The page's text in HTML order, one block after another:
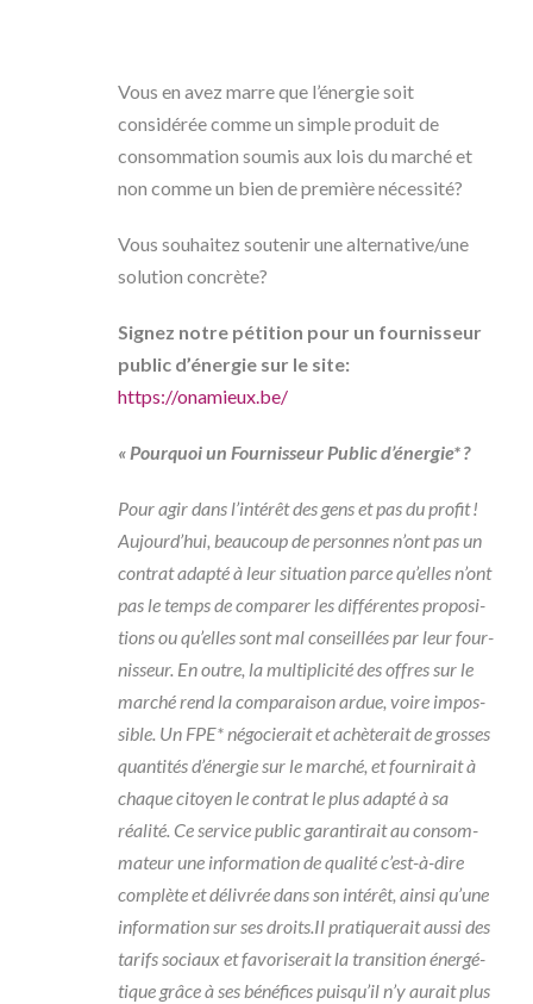
Vous en avez marre que l’énergie soit
considérée comme un simple produit de
consommation soumis aux lois du marché et
non comme un bien de première nécessité?
Vous souhaitez soutenir une alternative/une
solution concrète?
Signez notre pétition pour un fournisseur
public d’énergie sur le site:
https://onamieux.be/
« Pourquoi un Four­­­­­­­­­­­­­­­­­­­­­­­­­­­­­­­nis­­­­­­­­­­­­­­­­­­­­­­­­­­­­­­­seur Public d’éner­­­­­­­­­­­­­­­­­­­­­­­­­­­­­­­gie* ?
Pour agir dans l’in­­­­­­­­­­­­­­­­­­­­­­­­­­­­­­­té­­­­­­­­­­­­­­­­­­­­­­­­­­­­­­­rêt des gens et pas du profit !
Aujourd’­­­­­­­­­­­­­­­­­­­­­­­­­­­­­­­hui, beau­­­­­­­­­­­­­­­­­­­­­­­­­­­­­­­coup de personnes n’ont pas un
contrat adapté à leur situa­­­­­­­­­­­­­­­­­­­­­­­­­­­­­­­tion parce qu’elles n’ont
pas le temps de compa­­­­­­­­­­­­­­­­­­­­­­­­­­­­­­­rer les diffé­­­­­­­­­­­­­­­­­­­­­­­­­­­­­­­rentes propo­­­­­­­­­­­­­­­­­­­­­­­­­­­­­­­si­­­­­­­­­­­­­­­­­­­­­­­­­­­­­­­
tions ou qu’elles sont mal conseillées par leur four­­­­­­­­­­­­­­­­­­­­­­­­­­­­­­­
nis­­­­­­­­­­­­­­­­­­­­­­­­­­­­­­­seur. En outre, la multi­­­­­­­­­­­­­­­­­­­­­­­­­­­­­­­pli­­­­­­­­­­­­­­­­­­­­­­­­­­­­­­­cité des offres sur le
marché rend la compa­­­­­­­­­­­­­­­­­­­­­­­­­­­­­­­rai­­­­­­­­­­­­­­­­­­­­­­­­­­­­­­­son ardue, voire impos­­­­­­­­­­­­­­­­­­­­­­­­­­­­­­­
sible. Un FPE* négo­­­­­­­­­­­­­­­­­­­­­­­­­­­­­­­cie­­­­­­­­­­­­­­­­­­­­­­­­­­­­­­­rait et achè­­­­­­­­­­­­­­­­­­­­­­­­­­­­­­­te­­­­­­­­­­­­­­­­­­­­­­­­­­­­­­­rait de grosses
quan­­­­­­­­­­­­­­­­­­­­­­­­­­­­­­­ti­­­­­­­­­­­­­­­­­­­­­­­­­­­­­­­tés d’éner­­­­­­­­­­­­­­­­­­­­­­­­­­­­­­­gie sur le marché, et four­­­­­­­­­­­­­­­­­­­­­­­­­­­­­­­ni­­­­­­­­­­­­­­­­­­­­­­­­­­­­­­­rait à
chaque citoyen le contrat le plus adapté à sa
réalité. Ce service public garan­­­­­­­­­­­­­­­­­­­­­­­­­­­­­­­ti­­­­­­­­­­­­­­­­­­­­­­­­­­­­­­­rait au consom­­­­­­­­­­­­­­­­­­­­­­­­­­­­­­­
ma­­­­­­­­­­­­­­­­­­­­­­­­­­­­­­­teur une infor­­­­­­­­­­­­­­­­­­­­­­­­­­­­­­­ma­­­­­­­­­­­­­­­­­­­­­­­­­­­­­­­tion de qualité c’est-à-dire
complète et déli­­­­­­­­­­­­­­­­­­­­­­­­­­­­­­­vrée dans son inté­­­­­­­­­­­­­­­­­­­­­­­­­­­­­­­rêt, ainsi qu’une
infor­­­­­­­­­­­­­­­­­­­­­­­­­­­­­­­ma­­­­­­­­­­­­­­­­­­­­­­­­­­­­­­­tion sur ses droits.Il pratique­­­­­­­­­­­­­­­­­­­­­­­­­­­­­­­rait aussi des
tarifs sociaux et favo­­­­­­­­­­­­­­­­­­­­­­­­­­­­­­­ri­­­­­­­­­­­­­­­­­­­­­­­­­­­­­­­se­­­­­­­­­­­­­­­­­­­­­­­­­­­­­­­rait la tran­­­­­­­­­­­­­­­­­­­­­­­­­­­­­­­si­­­­­­­­­­­­­­­­­­­­­­­­­­­­­­­tion éner­­­­­­­­­­­­­­­­­­­­­­­­­­­­­­­gé­­­­­­­­­­­­­­­­­­­­­­­­­­­­­­­
tique grâce à ses béné­­­­­­­­­­­­­­­­­­­­­­­­­­­­­­­fices puisqu’il n’y aurait plus